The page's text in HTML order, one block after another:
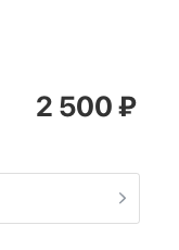
2 500₽